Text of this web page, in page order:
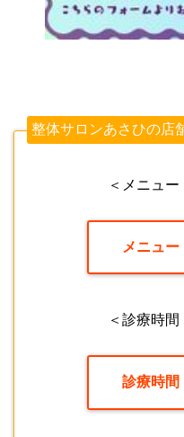
整体サロンあさひの店
＜メニュ
メニュ
＜診療時
診療時間